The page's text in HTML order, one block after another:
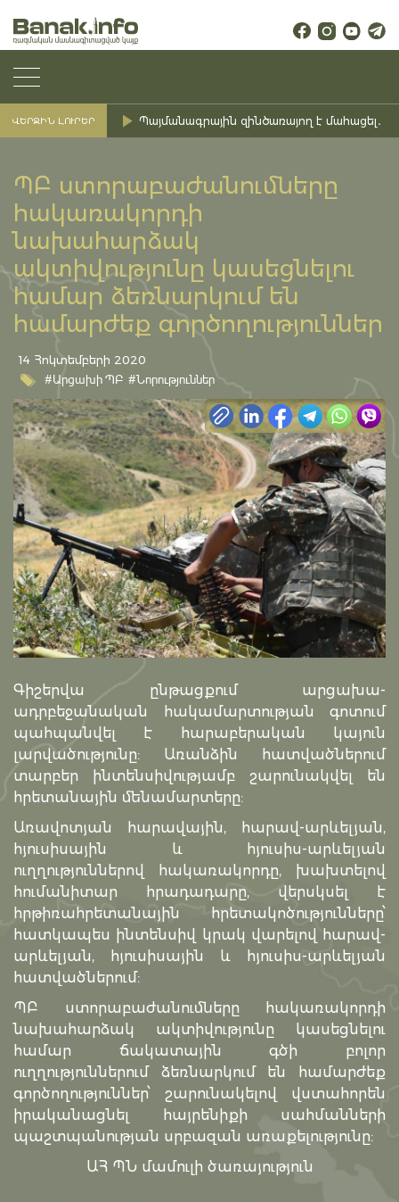
ՎԵՐՋԻՆ ԼՈՒՐԵՐ Պայմանագրային զինծառայող է մահացել․
ՊԲ ստորաբաժանումները
հակառակորդի
նախահարձակ
ակտիվությունը կասեցնելու
համար ձեռնարկում են
համարժեք գործողություններ
14 Հոկտեմբերի 2020
#Արցախի ՊԲ #Նորություններ
Գիշերվա ընթացքում արցախա-
ադրբեջանական հակամարտության գոտում
պահպանվել է հարաբերական կայուն
լարվածությունը: Առանձին հատվածներում
տարբեր ինտենսիվությամբ շարունակվել են
հրետանային մենամարտերը:
Առավոտյան հարավային, հարավ-արևելյան,
հյուսիսային և հյուսիս-արևելյան
ուղղություններով հակառակորդը, խախտելով
հումանիտար հրադադարը, վերսկսել է
հրթիռահրետանային հրետակոծությունները՝
հատկապես ինտենսիվ կրակ վարելով հարավ-
արևելյան, հյուսիսային և հյուսիս-արևելյան
հատվածներում:
ՊԲ ստորաբաժանումները հակառակորդի
նախահարձակ ակտիվությունը կասեցնելու
համար ճակատային գծի բոլոր
ուղղություններում ձեռնարկում են համարժեք
գործողություններ՝ շարունակելով վստահորեն
իրականացնել հայրենիքի սահմանների
պաշտպանության սրբազան առաքելությունը:
ԱՀ ՊՆ մամուլի ծառայություն